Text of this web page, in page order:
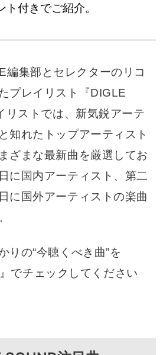
付きでご紹介。
編集部とセレクターのリコ
プレイリスト『DIGLE
リストでは、新気鋭アーテ
知れたトップアーティスト
ざまな最新曲を厳選してお
に国内アーティスト、第二
に国外アーティストの楽曲
りの“今聴くべき曲”を
でチェックしてください